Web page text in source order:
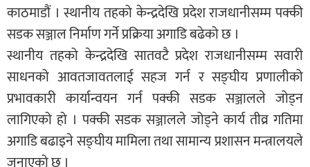
काठमाडौं । स्थानीय तहको केन्द्रदेखि प्रदेश राजधानीसम्म पक्की
सडक सञ्जाल निर्माण गर्ने प्रक्रिया अगाडि बढेको छ ।
स्थानीय तहको केन्द्रदेखि सातवटै प्रदेश राजधानीसम्म सवारी
साधनको आवतजावतलाई सहज गर्न र सङ्घीय प्रणालीको
प्रभावकारी कार्यान्वयन गर्न पक्की सडक सञ्जालले जोड्न
लागिएको हो । पक्की सडक सञ्जालले जोड्ने कार्य तीव्र गतिमा
अगाडि बढाइने सङ्घीय मामिला तथा सामान्य प्रशासन मन्त्रालयले